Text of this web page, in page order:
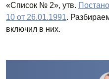
«Список № 2», утв.
10 от 26.01.1991.
включил в них.